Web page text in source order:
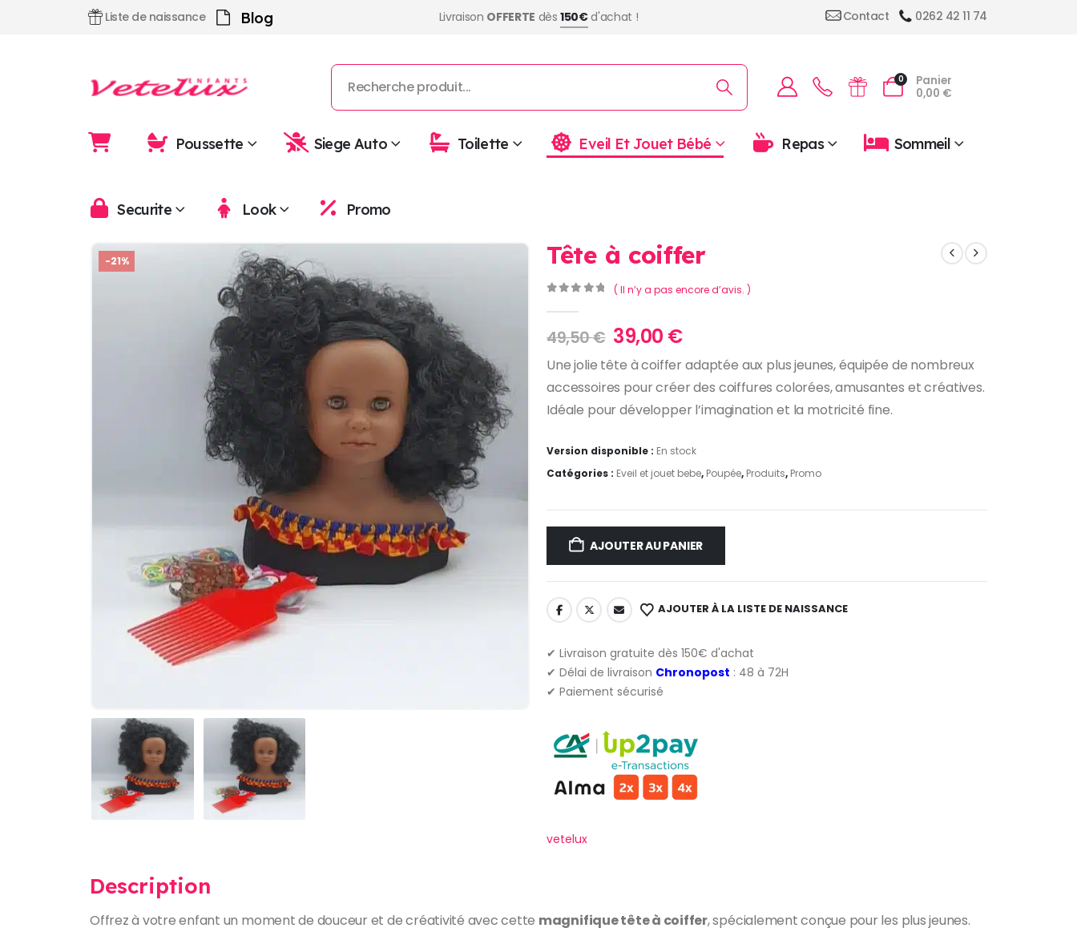
Liste de naissance Blog Livraison OFFERTE dès150€d'achat ! Contact 0262 42 11 74
0
Panier
0,00 €
Poussette Siege Auto Toilette Eveil Et Jouet Bébé Repas Sommeil
Securite Look Promo
-21% Tête à coiffer
( Il n’y a pas encore d’avis. )
49,50€ Le
prix
initial
était :
49,50 €.
39,00 €Le
prix
actuel
est :
39,00 €.
Une jolie tête à coiffer adaptée aux plus jeunes, équipée de nombreux
accessoires pour créer des coiffures colorées, amusantes et créatives.
Idéale pour développer l’imagination et la motricité fine.
Version disponible : En stock
Catégories : Eveil et jouet bebe, Poupée, Produits, Promo
AJOUTER AU PANIER
AJOUTER À LA LISTE DE NAISSANCE
✔ Livraison gratuite dès 150€ d'achat
✔ Délai de livraison Chronopost : 48 à 72H
✔ Paiement sécurisé
vetelux
Description
Offrez à votre enfant un moment de douceur et de créativité avec cette magnifique tête à coiffer, spécialement conçue pour les plus jeunes.